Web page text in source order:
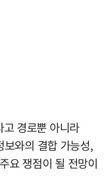
경로뿐 아니라
와의 결합 가능성,
요 쟁점이 될 전망이